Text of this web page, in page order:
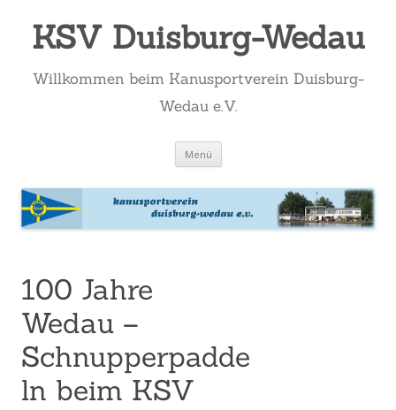
KSV Duisburg-Wedau
Willkommen beim Kanusportverein Duisburg-
Wedau e.V.
Menü Zum
springen
100 Jahre
Wedau –
Schnupperpadde
ln beim KSV